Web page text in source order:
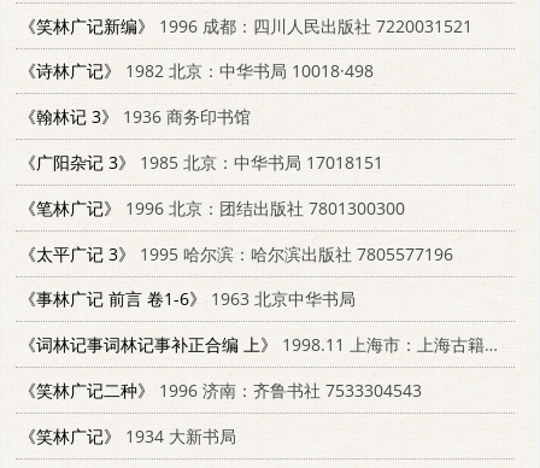
《笑林广记新编》
1996 成都：四川人民出版社 7220031521
《诗林广记》
1982 北京：中华书局 10018·498
《翰林记 3》
1936 商务印书馆
《广阳杂记 3》
1985 北京：中华书局 17018151
《笔林广记》
1996 北京：团结出版社 7801300300
《太平广记 3》
1995 哈尔滨：哈尔滨出版社 7805577196
《事林广记 前言 卷1-6》 1963 北京中华书局
《词林记事词林记事补正合编 上》
1998.11 上海市：上海古籍出版社 7532522377
《笑林广记二种》
1996 济南：齐鲁书社 7533304543
《笑林广记》
1934 大新书局